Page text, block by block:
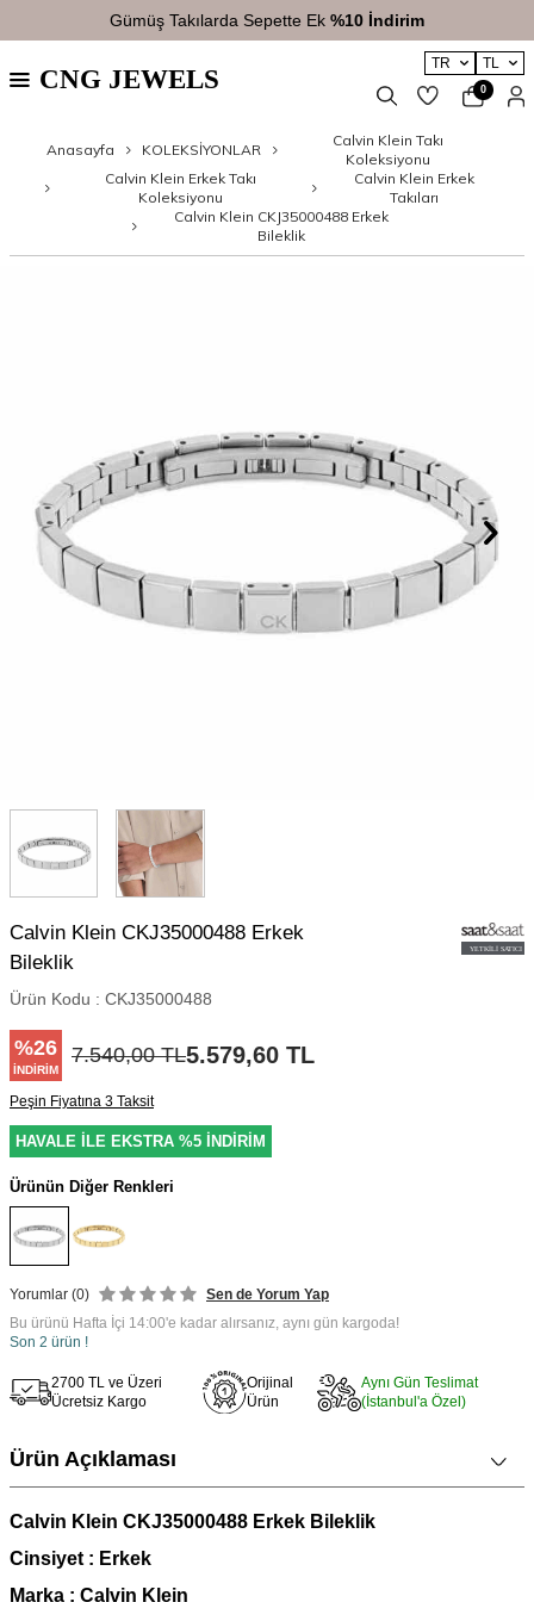
Gümüş Takılarda Sepette Ek %10 İndirim
TR TL
CNG JEWELS 0
Anasayfa KOLEKSİYONLAR
Calvin Klein Takı
Koleksiyonu
Calvin Klein Erkek Takı
Koleksiyonu
Calvin Klein Erkek
Takıları
Calvin Klein CKJ35000488 Erkek
Bileklik
Calvin Klein CKJ35000488 Erkek
Bileklik
Ürün Kodu : CKJ35000488
%26
İNDIRIM
7.540,00TL5.579,60 TL
Peşin Fiyatına 3 Taksit
HAVALE İLE EKSTRA %5 İNDİRİM
Ürünün Diğer Renkleri
Yorumlar (0)
Sen de Yorum Yap
Bu ürünü Hafta İçi 14:00'e kadar alırsanız, aynı gün kargoda!
Son 2 ürün !
2700 TL ve Üzeri
Ücretsiz Kargo
Orijinal
Ürün
Aynı Gün Teslimat
(İstanbul'a Özel)
Ürün Açıklaması
Calvin Klein CKJ35000488 Erkek Bileklik
Cinsiyet : Erkek
Marka : Calvin Klein